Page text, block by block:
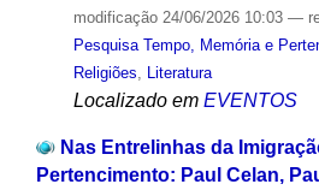
modificação24/06/2026 10:03 —
Pesquisa Tempo, Memória e
Religiões
Literatura
Localizado em EVENTOS
Nas Entrelinhas da
Pertencimento: Paul Celan,